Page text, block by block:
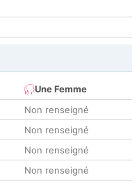
Une Femme
Non renseigné
Non renseigné
Non renseigné
Non renseigné